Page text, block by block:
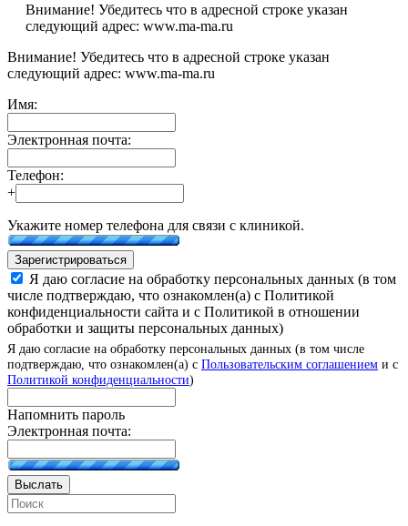
Внимание! Убедитесь что в адресной строке указан
следующий адрес: www.ma-ma.ru
Внимание! Убедитесь что в адресной строке указан
следующий адрес: www.ma-ma.ru
Имя:
Электронная почта:
Телефон:
+
Укажите номер телефона для связи с клиникой.
Зарегистрироваться
Я даю согласие на обработку персональных данных (в том
числе подтверждаю, что ознакомлен(а) с Политикой
конфиденциальности сайта и с Политикой в отношении
обработки и защиты персональных данных)
Я даю согласие на обработку персональных данных (в том числе
подтверждаю, что ознакомлен(а) с Пользовательским соглашением и с
Политикой конфиденциальности)
Напомнить пароль
Электронная почта:
Выслать